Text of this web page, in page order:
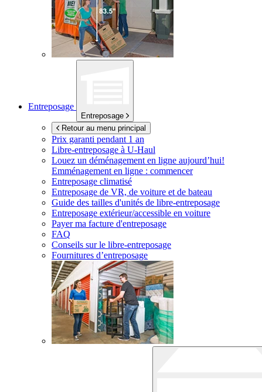
Entreposage
Entreposage
Retour au menu principal
Prix garanti pendant 1 an
Libre-entreposage à U-Haul
Louez un déménagement en ligne aujourd’hui!
Emménagement en ligne : commencer
Entreposage climatisé
Entreposage de VR, de voiture et de bateau
Guide des tailles d'unités de libre-entreposage
Entreposage extérieur/accessible en voiture
Payer ma facture d'entreposage
FAQ
Conseils sur le libre-entreposage
Fournitures d’entreposage